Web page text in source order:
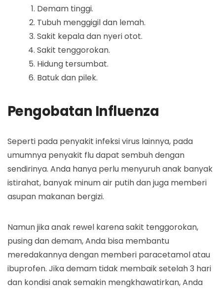
Demam tinggi.
Tubuh menggigil dan lemah.
Sakit kepala dan nyeri otot.
Sakit tenggorokan.
Hidung tersumbat.
Batuk dan pilek.
Pengobatan Influenza
Seperti pada penyakit infeksi virus lainnya, pada
umumnya penyakit flu dapat sembuh dengan
sendirinya. Anda hanya perlu menyuruh anak banyak
istirahat, banyak minum air putih dan juga memberi
asupan makanan bergizi.
Namun jika anak rewel karena sakit tenggorokan,
pusing dan demam, Anda bisa membantu
meredakannya dengan memberi paracetamol atau
ibuprofen. Jika demam tidak membaik setelah 3 hari
dan kondisi anak semakin mengkhawatirkan, Anda